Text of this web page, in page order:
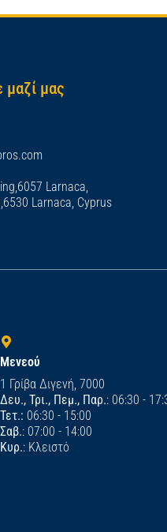
μαζί μας
Larnaca,
Larnaca, Cyprus
Μενεού
1 Γρίβα Διγενή, 7000
Δευ., Τρι., Πεμ., Παρ.: 06:30 -
Τετ.: 06:30 - 15:00
Σαβ.: 07:00 - 14:00
Κυρ.: Κλειστό